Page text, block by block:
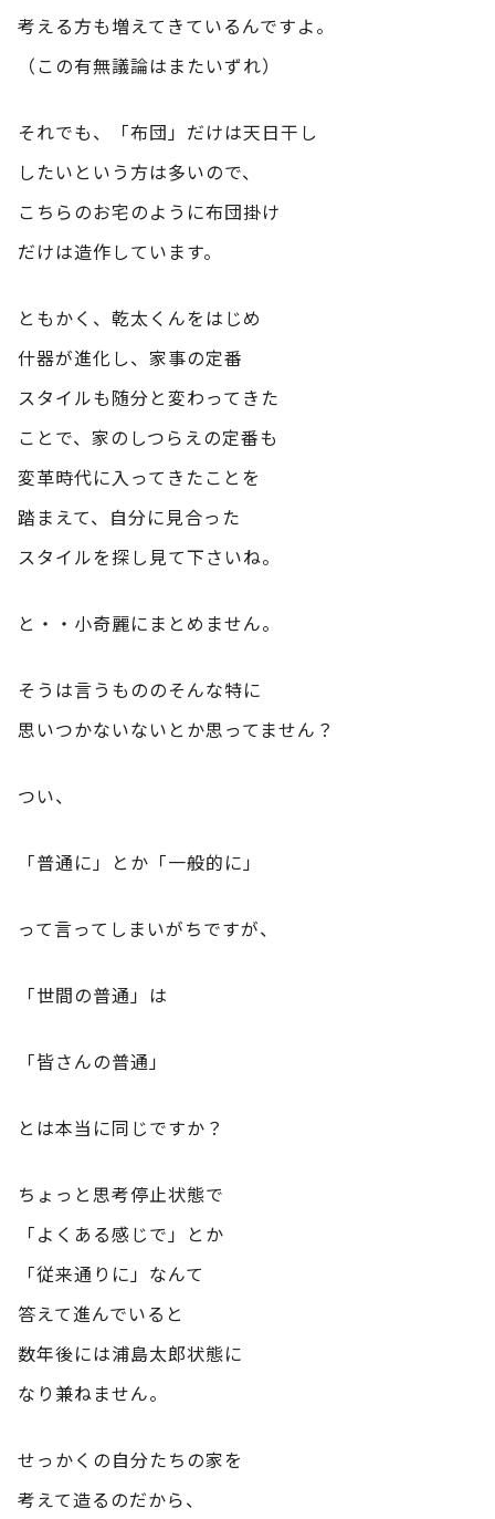
考える方も増えてきているんですよ。
（この有無議論はまたいずれ）
それでも、「布団」だけは天日干し
したいという方は多いので、
こちらのお宅のように布団掛け
だけは造作しています。
ともかく、乾太くんをはじめ
什器が進化し、家事の定番
スタイルも随分と変わってきた
ことで、家のしつらえの定番も
変革時代に入ってきたことを
踏まえて、自分に見合った
スタイルを探し見て下さいね。
と・・小奇麗にまとめません。
そうは言うもののそんな特に
思いつかないないとか思ってません？
つい、
「普通に」とか「一般的に」
って言ってしまいがちですが、
「世間の普通」は
「皆さんの普通」
とは本当に同じですか？
ちょっと思考停止状態で
「よくある感じで」とか
「従来通りに」なんて
答えて進んでいると
数年後には浦島太郎状態に
なり兼ねません。
せっかくの自分たちの家を
考えて造るのだから、